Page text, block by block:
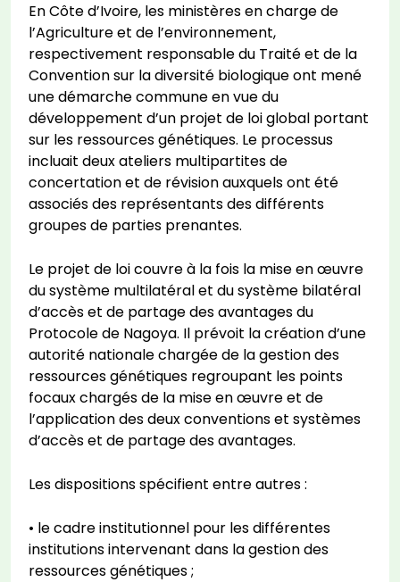
En Côte d’Ivoire, les ministères en charge de
l’Agriculture et de l’environnement,
respectivement responsable du Traité et de la
Convention sur la diversité biologique ont mené
une démarche commune en vue du
développement d’un projet de loi global portant
sur les ressources génétiques. Le processus
incluait deux ateliers multipartites de
concertation et de révision auxquels ont été
associés des représentants des différents
groupes de parties prenantes.
Le projet de loi couvre à la fois la mise en œuvre
du système multilatéral et du système bilatéral
d’accès et de partage des avantages du
Protocole de Nagoya. Il prévoit la création d’une
autorité nationale chargée de la gestion des
ressources génétiques regroupant les points
focaux chargés de la mise en œuvre et de
l’application des deux conventions et systèmes
d’accès et de partage des avantages.
Les dispositions spécifient entre autres :
• le cadre institutionnel pour les différentes
institutions intervenant dans la gestion des
ressources génétiques ;